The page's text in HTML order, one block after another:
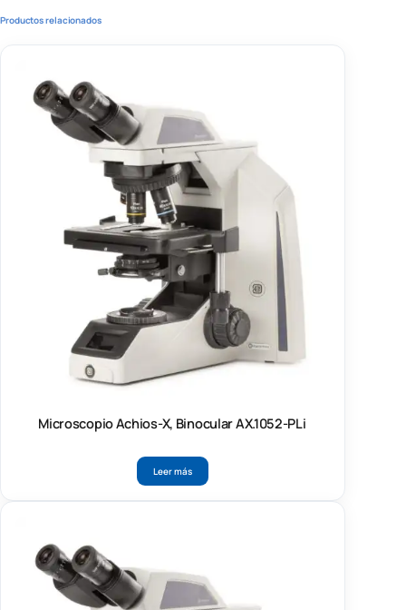
Productos relacionados
Microscopio Achios-X, Binocular AX.1052-PLi
Leer más